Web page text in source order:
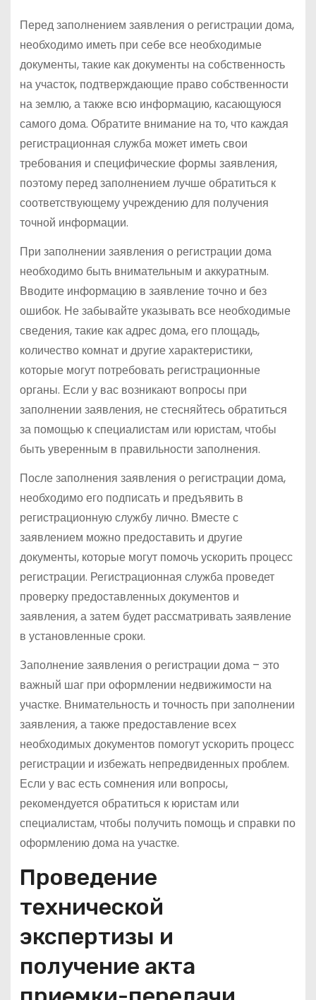
Перед заполнением заявления о регистрации дома,
необходимо иметь при себе все необходимые
документы, такие как документы на собственность
на участок, подтверждающие право собственности
на землю, а также всю информацию, касающуюся
самого дома. Обратите внимание на то, что каждая
регистрационная служба может иметь свои
требования и специфические формы заявления,
поэтому перед заполнением лучше обратиться к
соответствующему учреждению для получения
точной информации.
При заполнении заявления о регистрации дома
необходимо быть внимательным и аккуратным.
Вводите информацию в заявление точно и без
ошибок. Не забывайте указывать все необходимые
сведения, такие как адрес дома, его площадь,
количество комнат и другие характеристики,
которые могут потребовать регистрационные
органы. Если у вас возникают вопросы при
заполнении заявления, не стесняйтесь обратиться
за помощью к специалистам или юристам, чтобы
быть уверенным в правильности заполнения.
После заполнения заявления о регистрации дома,
необходимо его подписать и предъявить в
регистрационную службу лично. Вместе с
заявлением можно предоставить и другие
документы, которые могут помочь ускорить процесс
регистрации. Регистрационная служба проведет
проверку предоставленных документов и
заявления, а затем будет рассматривать заявление
в установленные сроки.
Заполнение заявления о регистрации дома – это
важный шаг при оформлении недвижимости на
участке. Внимательность и точность при заполнении
заявления, а также предоставление всех
необходимых документов помогут ускорить процесс
регистрации и избежать непредвиденных проблем.
Если у вас есть сомнения или вопросы,
рекомендуется обратиться к юристам или
специалистам, чтобы получить помощь и справки по
оформлению дома на участке.
Проведение
технической
экспертизы и
получение акта